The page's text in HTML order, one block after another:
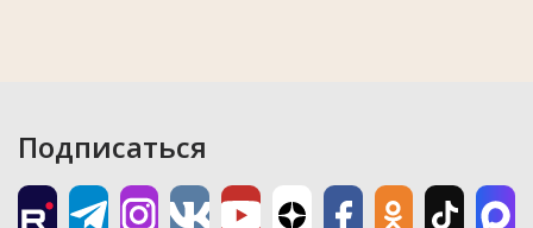
Подписаться